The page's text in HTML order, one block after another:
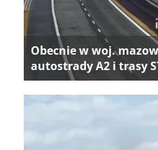
Obecnie w woj.
autostrady A2 i trasy